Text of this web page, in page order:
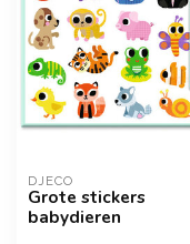
DJECO
Grote stickers
babydieren